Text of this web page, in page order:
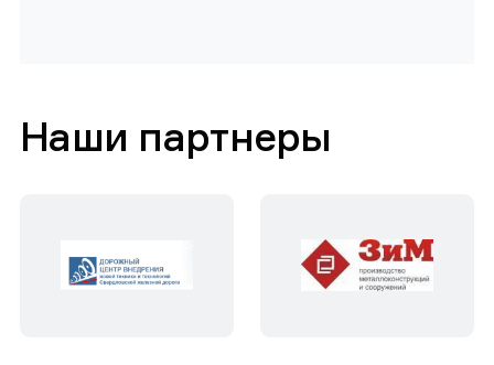
Наши партнеры